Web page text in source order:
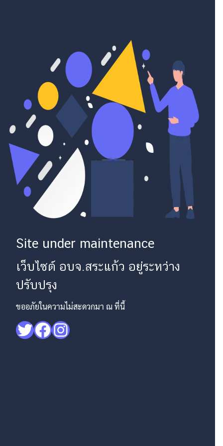
Site under maintenance
เว็บไซต์ อบจ.สระแก้ว อยู่ระหว่าง
ปรับปรุง
ขออภัยในความไม่สะดวกมา ณ ที่นี้
Twitter
Facebook
Instagram